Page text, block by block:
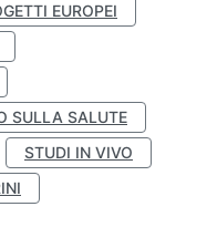
EUROPEI
SULLA SALUTE
STUDI IN VIVO